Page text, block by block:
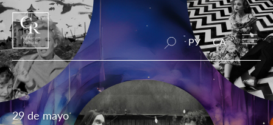
РУ CA
29 de mayo